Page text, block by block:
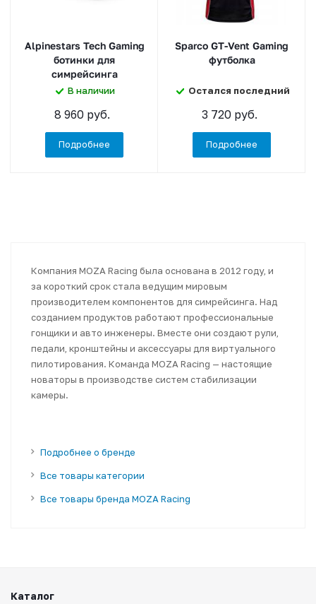
Alpinestars Tech Gaming
ботинки для
симрейсинга
В наличии
8 960 руб.
Подробнее
Sparco GT-Vent Gaming
футболка
Остался последний
3 720 руб.
Подробнее
Компания MOZA Racing была основана в 2012 году, и
за короткий срок стала ведущим мировым
производителем компонентов для симрейсинга. Над
созданием продуктов работают профессиональные
гонщики и авто инженеры. Вместе они создают рули,
педали, кронштейны и аксессуары для виртуального
пилотирования. Команда MOZA Racing — настоящие
новаторы в производстве систем стабилизации
камеры.
Подробнее о бренде
Все товары категории
Все товары бренда MOZA Racing
Каталог